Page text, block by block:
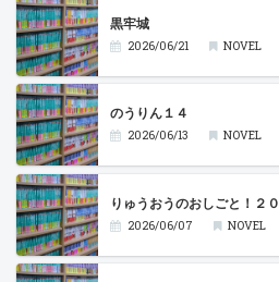
黒牢城
2026/06/21 NOVEL
のうりん１４
2026/06/13 NOVEL
りゅうおうのおしごと！２０
2026/06/07 NOVEL